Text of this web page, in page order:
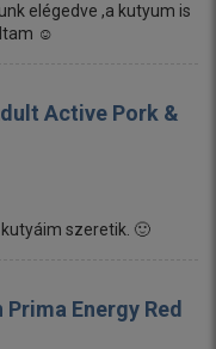
elégedve ,a kutyum is
☺️
Active Pork &
szeretik. 🙂
Prima Energy Red